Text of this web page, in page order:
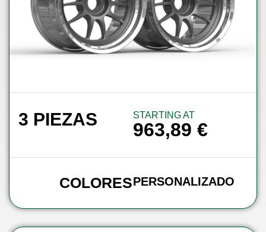
3 PIEZAS STARTING AT
963,89€
COLORESPERSONALIZADO